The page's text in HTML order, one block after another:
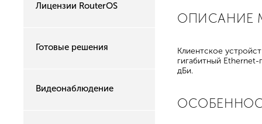
Лицензии RouterOS
Готовые решения
Видеонаблюдение
ОПИСАНИЕ
Клиентское
гигабитный
дБи.